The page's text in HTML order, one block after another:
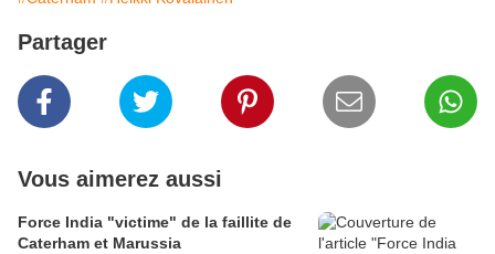
Partager
Vous aimerez aussi
Force India "victime" de la faillite de
Caterham et Marussia